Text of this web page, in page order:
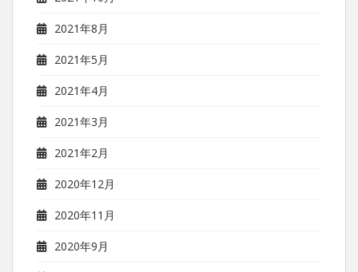
2021年8月
2021年5月
2021年4月
2021年3月
2021年2月
2020年12月
2020年11月
2020年9月